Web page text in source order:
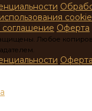
соглашение Оферта
Любое
Оферта